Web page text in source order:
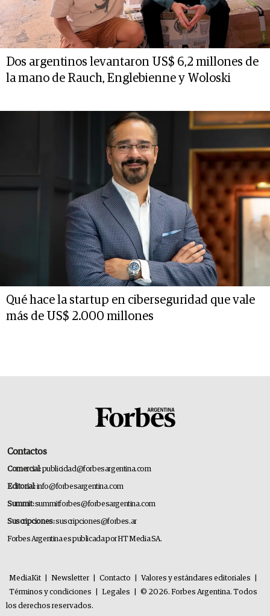
Dos argentinos levantaron US$ 6,2 millones de
la mano de Rauch, Englebienne y Woloski
Qué hace la startup en ciberseguridad que vale
más de US$ 2.000 millones
Contactos
Comercial:publicidad@forbesargentina.com
Editorial:info@forbesargentina.com
Summit:summitforbes@forbesargentina.com
Suscripciones:suscripciones@forbes.ar
Forbes Argentina es publicada por HT Media SA.
MediaKit Newsletter Contacto Valores y estándares editoriales
Términos y condiciones
Legales
© 2026. Forbes Argentina. Todos
los derechos reservados.